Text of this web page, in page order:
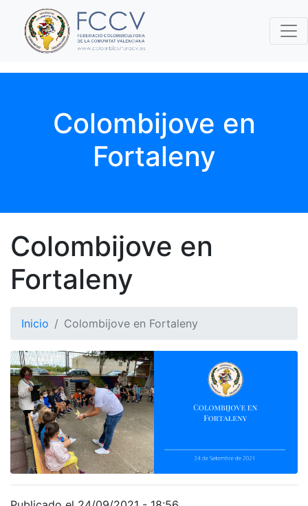
Colombijove en
Fortaleny
Colombijove en
Fortaleny
Inicio Colombijove en Fortaleny